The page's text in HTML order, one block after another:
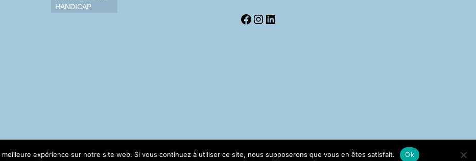
HANDICAP
Facebook
Instagram
LinkedIn
expérience sur notre site web. Si vous continuez à utiliser ce site, nous supposerons que vous en êtes satisfait. Ok